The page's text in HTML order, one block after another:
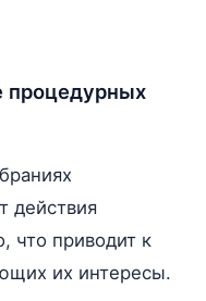
процедурных
действия
что приводит к
их интересы.